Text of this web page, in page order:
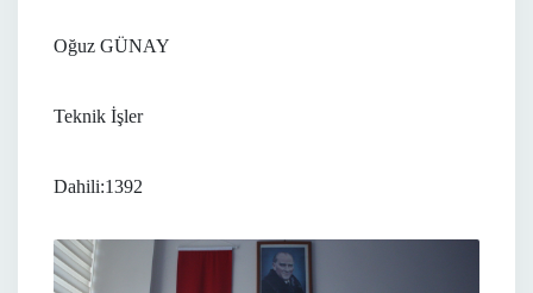
Oğuz GÜNAY
Teknik İşler
Dahili:1392